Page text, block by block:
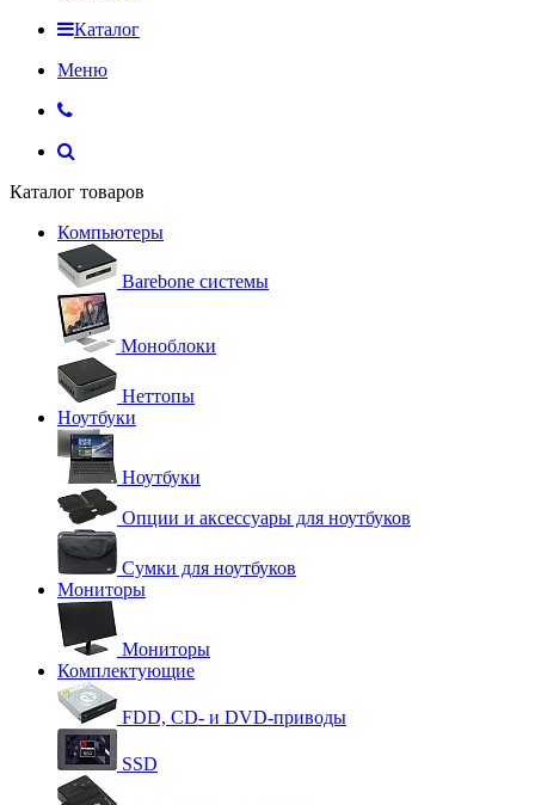
Каталог
Меню
Каталог товаров
Компьютеры
Barebone системы
Моноблоки
Неттопы
Ноутбуки
Ноутбуки
Опции и аксессуары для ноутбуков
Сумки для ноутбуков
Мониторы
Мониторы
Комплектующие
FDD, CD- и DVD-приводы
SSD